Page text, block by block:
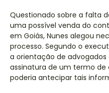
Questionado sobre a falta
uma possível venda do
em Goiás, Nunes alegou
processo. Segundo o
a orientação de
assinatura de um termo de
poderia antecipar tais